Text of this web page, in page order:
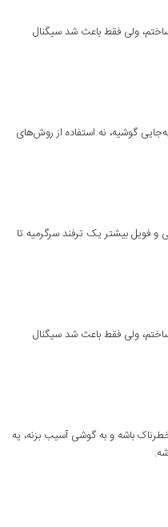
ساختم، ولی فقط باعث شد سیگنال
گوشیه، نه استفاده از روش‌های
فویل بیشتر یک ترفند سرگرمیه تا
ساختم، ولی فقط باعث شد سیگنال
باشه و به گوشی آسیب بزنه، یه